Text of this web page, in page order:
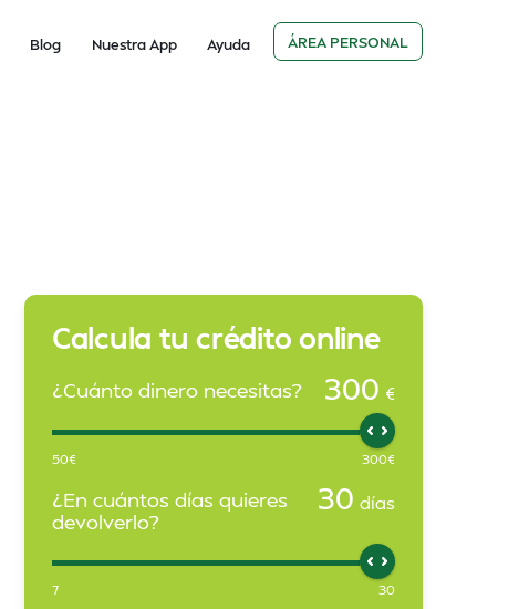
Blog Nuestra App Ayuda ÁREA PERSONAL
Calcula tu crédito online
¿Cuánto dinero necesitas? 300 €
50€ 300€
¿En cuántos días quieres
devolverlo?
30 días
7 30